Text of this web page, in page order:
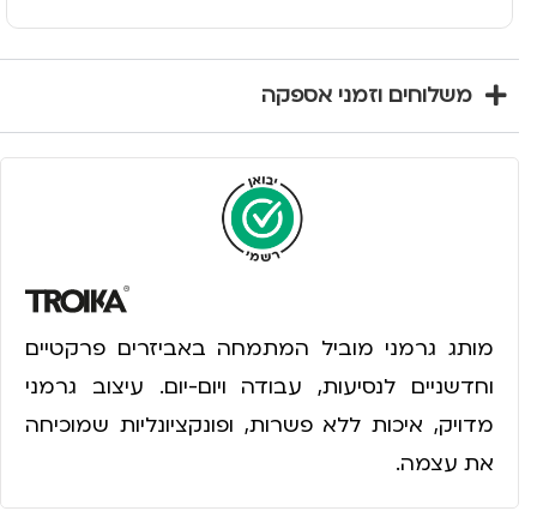
משלוחים וזמני אספקה
מותג גרמני מוביל המתמחה באביזרים פרקטיים
וחדשניים לנסיעות, עבודה ויום-יום. עיצוב גרמני
מדויק, איכות ללא פשרות, ופונקציונליות שמוכיחה
את עצמה.